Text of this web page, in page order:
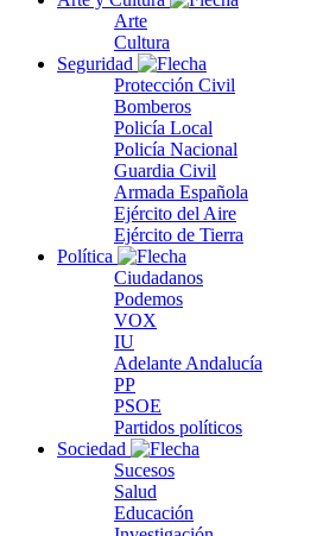
Arte
Cultura
Seguridad
Protección Civil
Bomberos
Policía Local
Policía Nacional
Guardia Civil
Armada Española
Ejército del Aire
Ejército de Tierra
Política
Ciudadanos
Podemos
VOX
IU
Adelante Andalucía
PP
PSOE
Partidos políticos
Sociedad
Sucesos
Salud
Educación